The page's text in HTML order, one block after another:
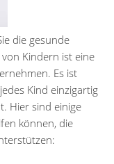
die gesunde
Kindern ist eine
Es ist
Kind einzigartig
Hier sind einige
können, die